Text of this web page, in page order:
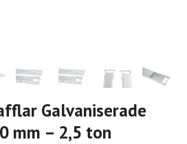
Galvaniserade
mm – 2,5 ton